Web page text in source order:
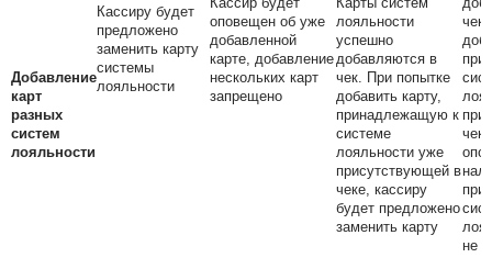
Кассиру будет
предложено
заменить карту
системы
лояльности
оповещен об уже
добавленной
карте, добавление
нескольких карт
запрещено
Добавление
карт
разных
систем
лояльности
лояльности
успешно
добавляются в
чек. При попытке
добавить карту,
принадлежащую к
системе
лояльности уже
присутствующей в
чеке, кассиру
будет предложено
заменить карту
чек.
при
не